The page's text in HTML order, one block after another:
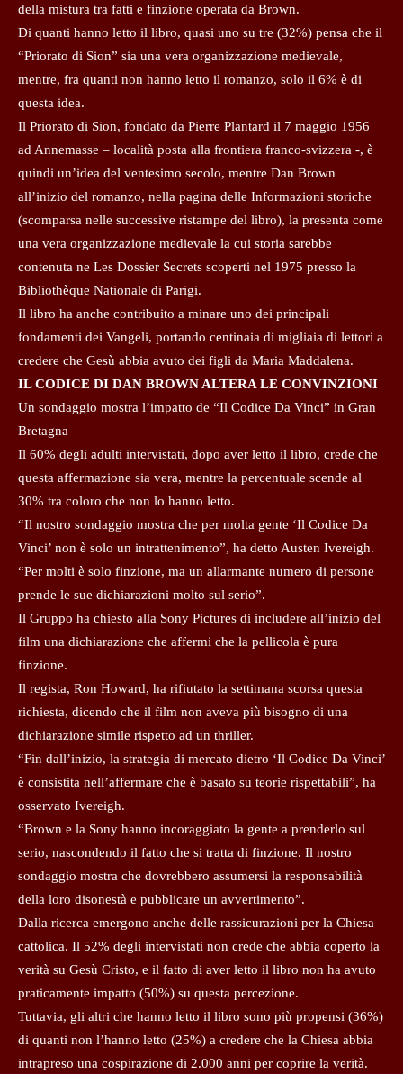
della mistura tra fatti e finzione operata da Brown.
Di quanti hanno letto il libro, quasi uno su tre (32%) pensa che il
“Priorato di Sion” sia una vera organizzazione medievale,
mentre, fra quanti non hanno letto il romanzo, solo il 6% è di
questa idea.
Il Priorato di Sion, fondato da Pierre Plantard il 7 maggio 1956
ad Annemasse – località posta alla frontiera franco-svizzera -, è
quindi un’idea del ventesimo secolo, mentre Dan Brown
all’inizio del romanzo, nella pagina delle Informazioni storiche
(scomparsa nelle successive ristampe del libro), la presenta come
una vera organizzazione medievale la cui storia sarebbe
contenuta ne Les Dossier Secrets scoperti nel 1975 presso la
Bibliothèque Nationale di Parigi.
Il libro ha anche contribuito a minare uno dei principali
fondamenti dei Vangeli, portando centinaia di migliaia di lettori a
credere che Gesù abbia avuto dei figli da Maria Maddalena.
IL CODICE DI DAN BROWN ALTERA LE CONVINZIONI
Un sondaggio mostra l’impatto de “Il Codice Da Vinci” in Gran
Bretagna
Il 60% degli adulti intervistati, dopo aver letto il libro, crede che
questa affermazione sia vera, mentre la percentuale scende al
30% tra coloro che non lo hanno letto.
“Il nostro sondaggio mostra che per molta gente ‘Il Codice Da
Vinci’ non è solo un intrattenimento”, ha detto Austen Ivereigh.
“Per molti è solo finzione, ma un allarmante numero di persone
prende le sue dichiarazioni molto sul serio”.
Il Gruppo ha chiesto alla Sony Pictures di includere all’inizio del
film una dichiarazione che affermi che la pellicola è pura
finzione.
Il regista, Ron Howard, ha rifiutato la settimana scorsa questa
richiesta, dicendo che il film non aveva più bisogno di una
dichiarazione simile rispetto ad un thriller.
“Fin dall’inizio, la strategia di mercato dietro ‘Il Codice Da Vinci’
è consistita nell’affermare che è basato su teorie rispettabili”, ha
osservato Ivereigh.
“Brown e la Sony hanno incoraggiato la gente a prenderlo sul
serio, nascondendo il fatto che si tratta di finzione. Il nostro
sondaggio mostra che dovrebbero assumersi la responsabilità
della loro disonestà e pubblicare un avvertimento”.
Dalla ricerca emergono anche delle rassicurazioni per la Chiesa
cattolica. Il 52% degli intervistati non crede che abbia coperto la
verità su Gesù Cristo, e il fatto di aver letto il libro non ha avuto
praticamente impatto (50%) su questa percezione.
Tuttavia, gli altri che hanno letto il libro sono più propensi (36%)
di quanti non l’hanno letto (25%) a credere che la Chiesa abbia
intrapreso una cospirazione di 2.000 anni per coprire la verità.